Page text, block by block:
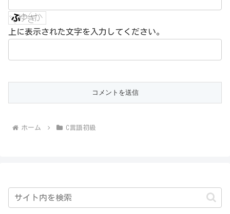
上に表示された文字を入力してください。
ホーム C言語初級